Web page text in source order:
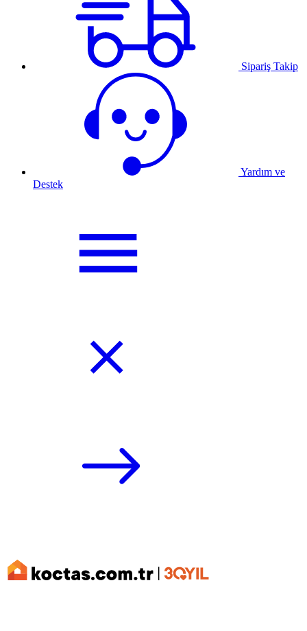
Sipariş Takip
Yardım ve
Destek